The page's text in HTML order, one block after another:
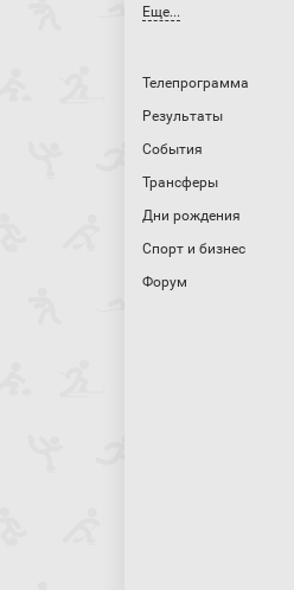
Еще...
Телепрограмма
Результаты
События
Трансферы
Дни рождения
Спорт и бизнес
Форум